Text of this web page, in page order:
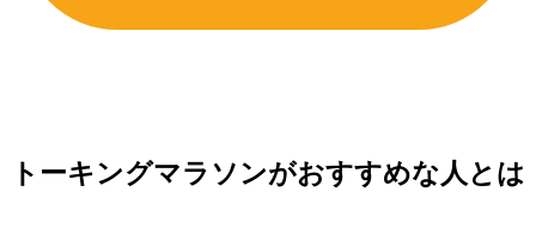
トーキングマラソンがおすすめな人とは